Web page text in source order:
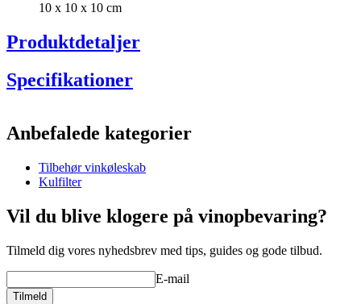
10 x 10 x 10 cm
Produktdetaljer
Specifikationer
ProduktnummerDZ01-0539-1
Generelt
Dimensioner (BxHxD cm)
Vægt (kg)0.3
Dybde (cm)
Anbefalede kategorier
Tilbehør vinkøleskab
Kulfilter
Vil du blive klogere på vinopbevaring?
Tilmeld dig vores nyhedsbrev med tips, guides og gode tilbud.
E-mail
Tilmeld